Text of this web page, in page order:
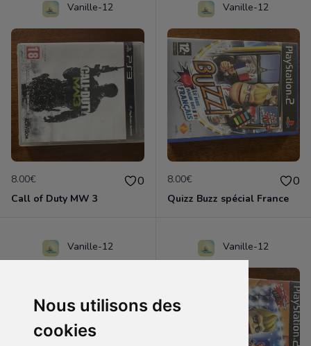
Nous utilisons des
cookies
Vanille-12
8.00€ 0
Call of Duty MW 3
Vanille-12
8.00€ 0
Quizz Buzz spécial France
Vanille-12 Vanille-12